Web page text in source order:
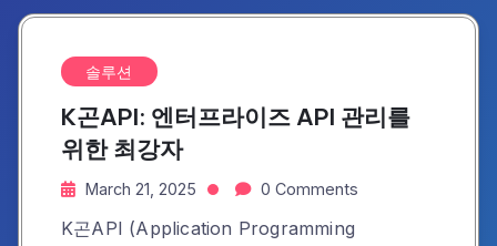
솔루션
K곤API: 엔터프라이즈 API 관리를
위한 최강자
March 21, 2025 0 Comments
K곤API (Application Programming